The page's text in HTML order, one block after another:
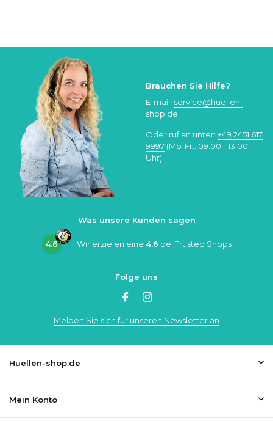
Brauchen Sie Hilfe?
E-mail: service@huellen-
shop.de
Oder ruf an unter: +49 2451 617
9997 (Mo-Fr.: 09:00 - 13:00
Uhr)
Was unsere Kunden sagen
4.6 Wir erzielen eine 4.6 beiTrusted Shops
Folge uns
Melden Sie sich für unseren Newsletter an
Huellen-shop.de
Mein Konto